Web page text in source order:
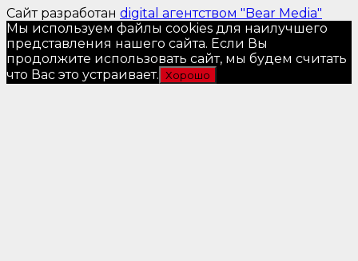
Сайт разработан digital агентством "Bear Media"
Мы используем файлы cookies для наилучшего
представления нашего сайта. Если Вы
продолжите использовать сайт, мы будем считать
что Вас это устраивает. Хорошо